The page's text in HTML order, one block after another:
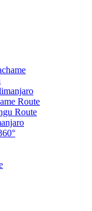
Route
Route